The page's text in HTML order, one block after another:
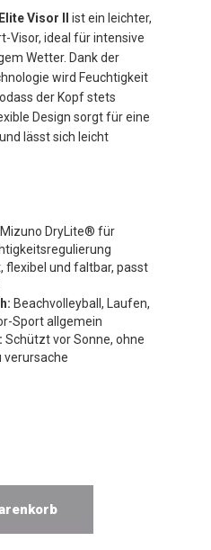
Visor II
ist ein leichter,
Visor, ideal für intensive
Wetter. Dank der
wird Feuchtigkeit
der Kopf stets
Design sorgt für eine
lässt sich leicht
Mizuno DryLite® für
flexibel und faltbar, passt
Beachvolleyball, Laufen,
Sport allgemein
Schützt vor Sonne, ohne
verursache